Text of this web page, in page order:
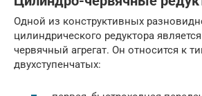
Одной из конструктивных
цилиндрического редуктора
червячный агрегат. Он относится к
двухступенчатых: